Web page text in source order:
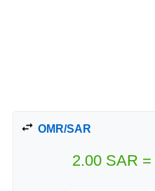
OMR/SAR
2.00 SAR =